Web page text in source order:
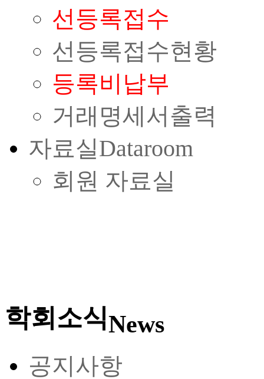
선등록접수
선등록접수현황
등록비납부
거래명세서출력
자료실Dataroom
회원 자료실
학회소식News
공지사항